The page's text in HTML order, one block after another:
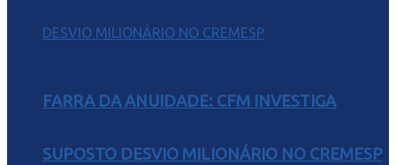
FARRA DA ANUIDADE: CFM INVESTIGA
SUPOSTO DESVIO MILIONÁRIO NO CREMESP